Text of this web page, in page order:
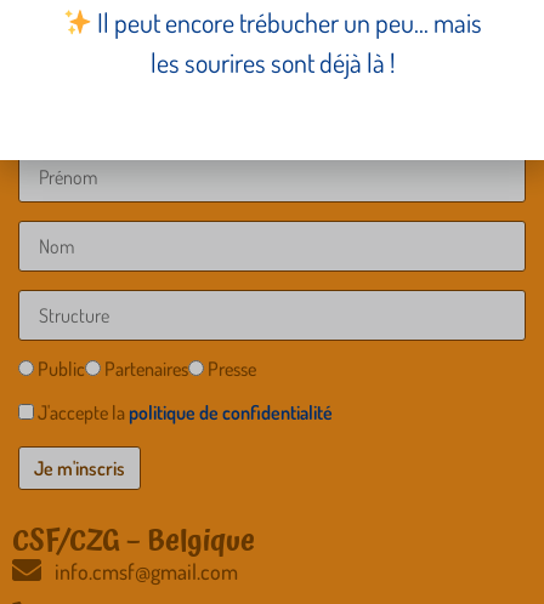
Newsletter
Public Partenaires
Presse
J'accepte la politique de confidentialité
CSF/CZG – Belgique
info.cmsf@gmail.com
Il peut encore trébucher un peu… mais
les sourires sont déjà là !